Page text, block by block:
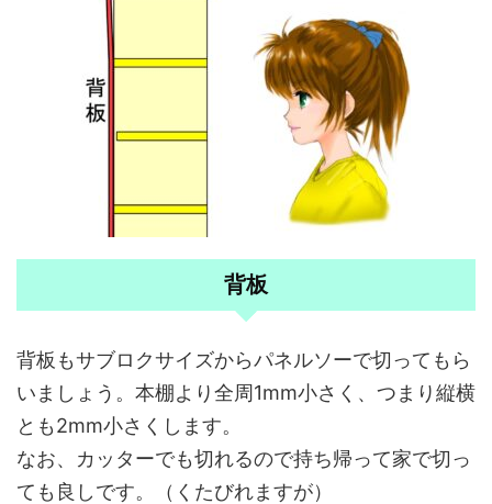
背板
背板もサブロクサイズからパネルソーで切ってもら
いましょう。本棚より全周1mm小さく、つまり縦横
とも2mm小さくします。
なお、カッターでも切れるので持ち帰って家で切っ
ても良しです。（くたびれますが）